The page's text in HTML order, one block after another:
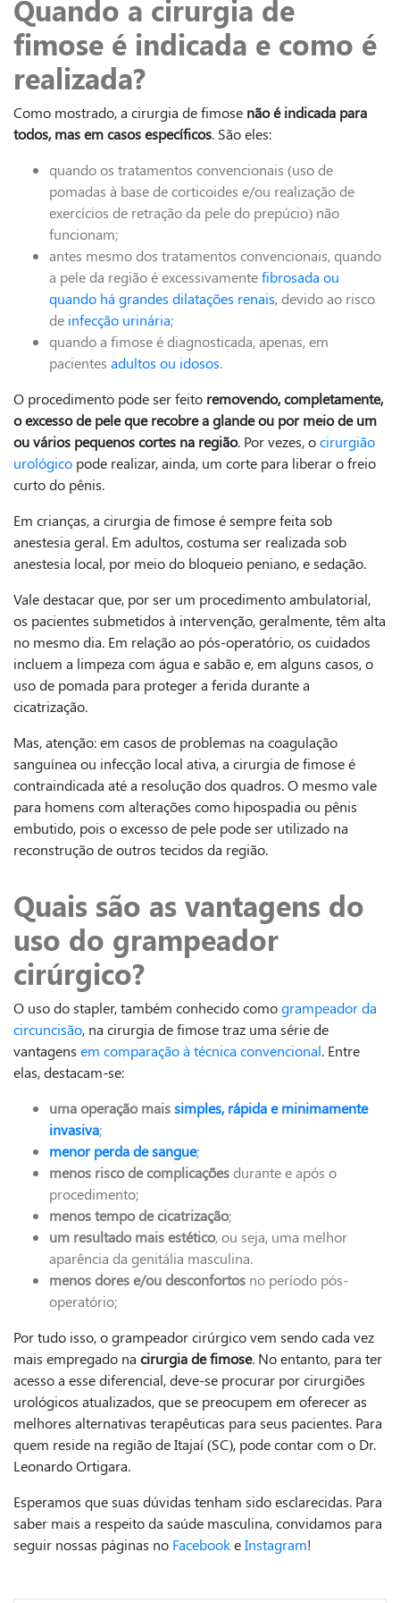
Quando a cirurgia de
fimose é indicada e como é
realizada?
Como mostrado, a cirurgia de fimose não é indicada para
todos, mas em casos específicos. São eles:
quando os tratamentos convencionais (uso de
pomadas à base de corticoides e/ou realização de
exercícios de retração da pele do prepúcio) não
funcionam;
antes mesmo dos tratamentos convencionais, quando
a pele da região é excessivamentefibrosada ou
quando há grandes dilatações renais, devido ao risco
de infecção urinária;
quando a fimose é diagnosticada, apenas, em
pacientes adultos ou idosos.
O procedimento pode ser feito removendo, completamente,
o excesso de pele que recobre a glande ou por meio de um
ou vários pequenos cortes na região. Por vezes, ocirurgião
urológico pode realizar, ainda, um corte para liberar o freio
curto do pênis.
Em crianças, a cirurgia de fimose é sempre feita sob
anestesia geral. Em adultos, costuma ser realizada sob
anestesia local, por meio do bloqueio peniano, e sedação.
Vale destacar que, por ser um procedimento ambulatorial,
os pacientes submetidos à intervenção, geralmente, têm alta
no mesmo dia. Em relação ao pós-operatório, os cuidados
incluem a limpeza com água e sabão e, em alguns casos, o
uso de pomada para proteger a ferida durante a
cicatrização.
Mas, atenção: em casos de problemas na coagulação
sanguínea ou infecção local ativa, a cirurgia de fimose é
contraindicada até a resolução dos quadros. O mesmo vale
para homens com alterações como hipospadia ou pênis
embutido, pois o excesso de pele pode ser utilizado na
reconstrução de outros tecidos da região.
Quais são as vantagens do
uso do grampeador
cirúrgico?
O uso do stapler, também conhecido comogrampeador da
circuncisão, na cirurgia de fimose traz uma série de
vantagens em comparação à técnica convencional. Entre
elas, destacam-se:
uma operação maissimples, rápida e minimamente
invasiva;
menor perda de sangue;
menos risco de complicaçõesdurante e após o
procedimento;
menos tempo de cicatrização;
um resultado mais estético, ou seja, uma melhor
aparência da genitália masculina.
menos dores e/ou desconfortos no período pós-
operatório;
Por tudo isso, o grampeador cirúrgico vem sendo cada vez
mais empregado na cirurgia de fimose. No entanto, para ter
acesso a esse diferencial, deve-se procurar por cirurgiões
urológicos atualizados, que se preocupem em oferecer as
melhores alternativas terapêuticas para seus pacientes. Para
quem reside na região de Itajaí (SC), pode contar com o Dr.
Leonardo Ortigara.
Esperamos que suas dúvidas tenham sido esclarecidas. Para
saber mais a respeito da saúde masculina, convidamos para
seguir nossas páginas no FacebookeInstagram!